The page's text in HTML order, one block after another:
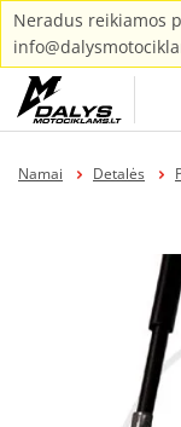
Neradus reikiamos
Namai Detalės